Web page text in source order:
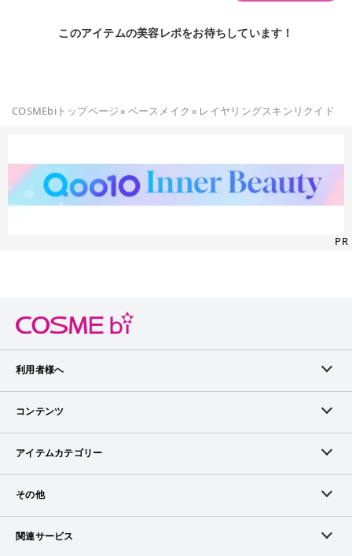
このアイテムの美容レポをお待ちしています！
COSMEbiトップページ» ベースメイク » レイヤリングスキンリクイド
PR
利用者様へ
メンバーログイン
メンバー会員について
アイテム掲載リクエスト
コンテンツ
ランキング
ブランドから探す
アイテムカテゴリー
スキンケア
その他
お問い合わせ（ブランド様）
関連サービス